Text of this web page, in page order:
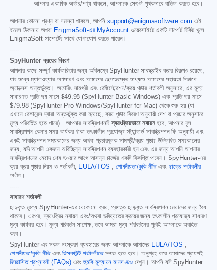
আপনার একাধিক অর্ডার/পণ্য থাকলে, আপনাকে সেগুলি পৃথকভাবে বাতিল করতে হবে।
আপনার কোনো প্রশ্ন বা সমস্যা থাকলে, আপনি support@enigmasoftware.com এই
ইমেল ঠিকানায় অথবা EnigmaSoft-এর MyAccount ওয়েবসাইটে একটি সাপোর্ট টিকিট খুলে
EnigmaSoft সাপোর্টের সাথে যোগাযোগ করতে পারেন।
-----
SpyHunter ক্রয়ের বিবরণ
আপনার কাছে সম্পূর্ণ কার্যকারিতার জন্য অবিলম্বে SpyHunter সাবস্ক্রাইব করার বিকল্পও রয়েছে,
যার মধ্যে ম্যালওয়্যার অপসারণ এবং আমাদের হেল্পডেস্কের মাধ্যমে আমাদের সহায়তা বিভাগে
অ্যাক্সেস অন্তর্ভুক্ত। অফারিং সামগ্রী এবং রেজিস্ট্রেশন/ক্রয় পৃষ্ঠার শর্তাবলী অনুসারে, এর মূল্য
সাধারণত প্রতি ছয় মাসে $49.98 (SpyHunter Basic Windows) এবং প্রতি ছয় মাসে
$79.98 (SpyHunter Pro Windows/SpyHunter for Mac) থেকে শুরু হয় (যা
এখানে রেফারেন্স দ্বারা অন্তর্ভুক্ত করা হয়েছে; ক্রয় পৃষ্ঠার বিবরণ অনুযায়ী দেশ বা প্রচার অনুসারে
মূল্য পরিবর্তিত হতে পারে)। আপনার সাবস্ক্রিপশনটিস্বয়ংক্রিয়ভাবে নবায়নহবে, আপনার মূল
সাবস্ক্রিপশন কেনার সময় কার্যকর থাকা তৎকালীন প্রযোজ্য স্ট্যান্ডার্ড সাবস্ক্রিপশন ফি অনুযায়ী এবং
একই সাবস্ক্রিপশন সময়কালের জন্য অথবা প্রচারমূলক সামগ্রী/ক্রয় পৃষ্ঠায় উল্লিখিত সময়কালের
জন্য, যদি আপনি একজন অবিচ্ছিন্ন সাবস্ক্রিপশন ব্যবহারকারী হন এবং এর জন্য আপনি আপনার
সাবস্ক্রিপশনের মেয়াদ শেষ হওয়ার আগে আসন্ন চার্জের একটি বিজ্ঞপ্তি পাবেন। SpyHunter-এর
ক্রয় ক্রয় পৃষ্ঠার নিয়ম ও শর্তাবলী, EULA/TOS , গোপনীয়তা/কুকি নীতিএবং ছাড়ের শর্তাবলীর
অধীন।
-----
সাধারণ শর্তাবলী
ছাড়কৃত মূল্যে SpyHunter-এর যেকোনো ক্রয়, প্রদত্ত ছাড়কৃত সাবস্ক্রিপশন মেয়াদের জন্য বৈধ
থাকবে। এরপর, স্বয়ংক্রিয় নবায়ন এবং/অথবা ভবিষ্যতের ক্রয়ের জন্য তৎকালীন প্রযোজ্য সাধারণ
মূল্য কার্যকর হবে। মূল্য পরিবর্তন সাপেক্ষ, তবে আমরা মূল্য পরিবর্তনের পূর্বেই আপনাকে অবহিত
করব।
SpyHunter-এর সকল সংস্করণ ব্যবহারের জন্য আপনাকে আমাদের EULA/TOS ,
গোপনীয়তা/কুকি নীতিএবং ডিসকাউন্ট শর্তাবলীতেসম্মত হতে হবে। অনুগ্রহ করে আমাদের প্রায়শই
জিজ্ঞাসিত প্রশ্নাবলী (FAQs) এবংহুমকি মূল্যায়ন মানদণ্ডও দেখুন। আপনি যদি SpyHunter